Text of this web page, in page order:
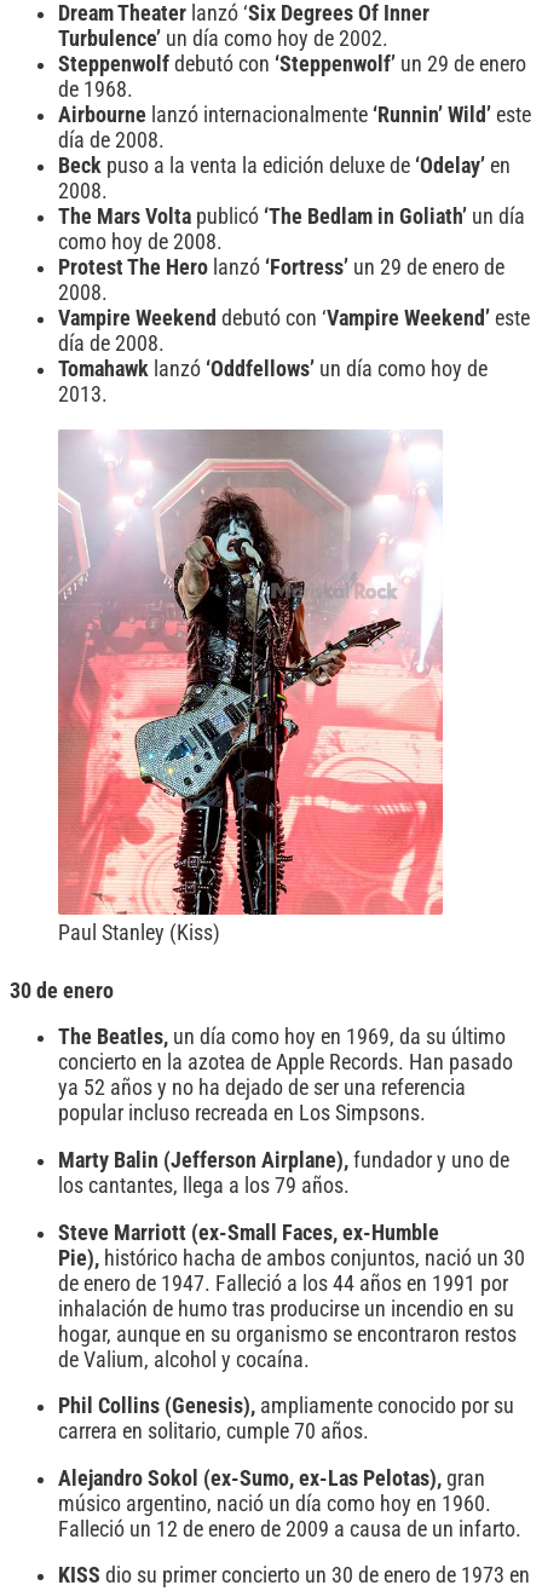
Dream Theater lanzó ‘Six Degrees Of Inner
Turbulence’ un día como hoy de 2002.
Steppenwolf debutó con ‘Steppenwolf’ un 29 de enero
de 1968.
Airbourne lanzó internacionalmente ‘Runnin’ Wild’ este
día de 2008.
Beck puso a la venta la edición deluxe de ‘Odelay’ en
2008.
The Mars Volta publicó ‘The Bedlam in Goliath’ un día
como hoy de 2008.
Protest The Hero lanzó ‘Fortress’ un 29 de enero de
2008.
Vampire Weekend debutó con ‘Vampire Weekend’ este
día de 2008.
Tomahawk lanzó ‘Oddfellows’ un día como hoy de
2013.
Paul Stanley (Kiss)
30 de enero
The Beatles, un día como hoy en 1969, da su último
concierto en la azotea de Apple Records. Han pasado
ya 52 años y no ha dejado de ser una referencia
popular incluso recreada en Los Simpsons.
Marty Balin (Jefferson Airplane), fundador y uno de
los cantantes, llega a los 79 años.
Steve Marriott (ex-Small Faces, ex-Humble
Pie), histórico hacha de ambos conjuntos, nació un 30
de enero de 1947. Falleció a los 44 años en 1991 por
inhalación de humo tras producirse un incendio en su
hogar, aunque en su organismo se encontraron restos
de Valium, alcohol y cocaína.
Phil Collins (Genesis), ampliamente conocido por su
carrera en solitario, cumple 70 años.
Alejandro Sokol (ex-Sumo, ex-Las Pelotas), gran
músico argentino, nació un día como hoy en 1960.
Falleció un 12 de enero de 2009 a causa de un infarto.
KISS dio su primer concierto un 30 de enero de 1973 en